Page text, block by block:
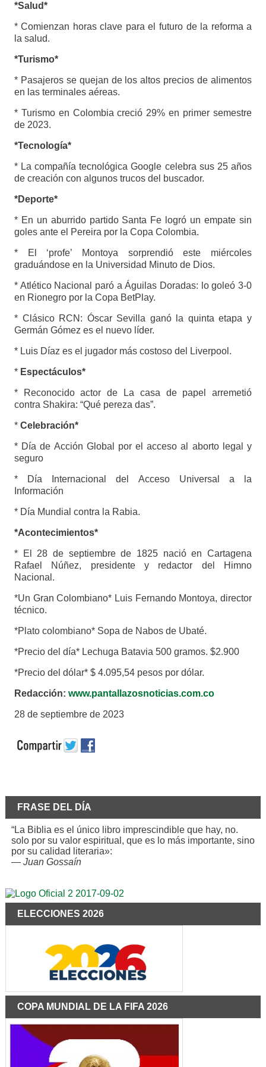
*Salud*
* Comienzan horas clave para el futuro de la reforma a
la salud.
*Turismo*
* Pasajeros se quejan de los altos precios de alimentos
en las terminales aéreas.
* Turismo en Colombia creció 29% en primer semestre
de 2023.
*Tecnología*
* La compañía tecnológica Google celebra sus 25 años
de creación con algunos trucos del buscador.
*Deporte*
* En un aburrido partido Santa Fe logró un empate sin
goles ante el Pereira por la Copa Colombia.
* El ‘profe’ Montoya sorprendió este miércoles
graduándose en la Universidad Minuto de Dios.
* Atlético Nacional paró a Águilas Doradas: lo goleó 3-0
en Rionegro por la Copa BetPlay.
* Clásico RCN: Óscar Sevilla ganó la quinta etapa y
Germán Gómez es el nuevo líder.
* Luis Díaz es el jugador más costoso del Liverpool.
* Espectáculos*
* Reconocido actor de La casa de papel arremetió
contra Shakira: “Qué pereza das”.
* Celebración*
* Día de Acción Global por el acceso al aborto legal y
seguro
* Día Internacional del Acceso Universal a la
Información
* Día Mundial contra la Rabia.
*Acontecimientos*
* El 28 de septiembre de 1825 nació en Cartagena
Rafael Núñez, presidente y redactor del Himno
Nacional.
*Un Gran Colombiano* Luis Fernando Montoya, director
técnico.
*Plato colombiano* Sopa de Nabos de Ubaté.
*Precio del día* Lechuga Batavia 500 gramos. $2.900
*Precio del dólar* $ 4.095,54 pesos por dólar.
Redacción: www.pantallazosnoticias.com.co
28 de septiembre de 2023
FRASE DEL DÍA
“La Biblia es el único libro imprescindible que hay, no.
solo por su valor espiritual, que es lo más importante, sino
por su calidad literaria»:
— Juan Gossaín
ELECCIONES 2026
COPA MUNDIAL DE LA FIFA 2026